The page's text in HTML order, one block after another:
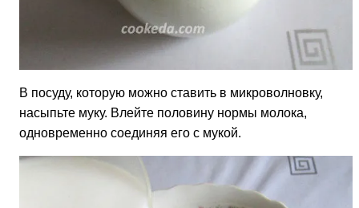
В посуду, которую можно ставить в микроволновку,
насыпьте муку. Влейте половину нормы молока,
одновременно соединяя его с мукой.